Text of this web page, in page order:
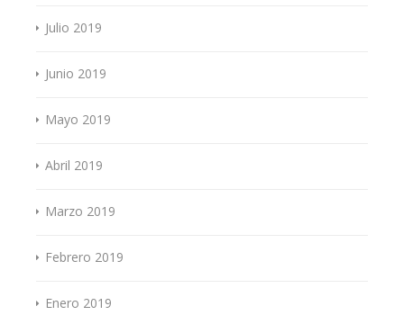
Julio 2019
Junio 2019
Mayo 2019
Abril 2019
Marzo 2019
Febrero 2019
Enero 2019